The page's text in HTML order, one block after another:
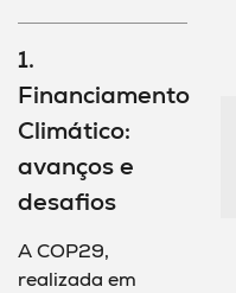
1.
Financiamento
Climático:
avanços e
desafios
A COP29,
realizada em